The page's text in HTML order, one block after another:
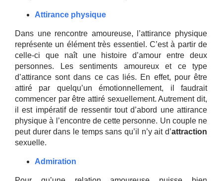
Attirance physique
Dans une rencontre amoureuse, l’attirance physique
représente un élément très essentiel. C’est à partir de
celle-ci que naît une histoire d’amour entre deux
personnes. Les sentiments amoureux et ce type
d’attirance sont dans ce cas liés. En effet, pour être
attiré par quelqu’un émotionnellement, il faudrait
commencer par être attiré sexuellement. Autrement dit,
il est impératif de ressentir tout d’abord une attirance
physique à l’encontre de cette personne. Un couple ne
peut durer dans le temps sans qu’il n’y ait d’attraction
sexuelle.
Admiration